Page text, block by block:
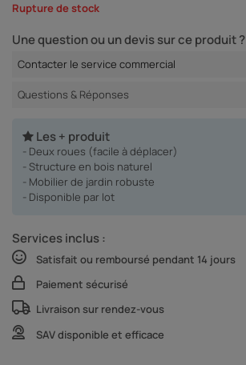
Rupture de stock
Une question ou un devis sur ce produit ?
Contacter le service commercial
Questions & Réponses
Les + produit
- Deux roues (facile à déplacer)
- Structure en bois naturel
- Mobilier de jardin robuste
- Disponible par lot
Services inclus :
Satisfait ou remboursé pendant 14 jours
Paiement sécurisé
Livraison sur rendez-vous
SAV disponible et efficace